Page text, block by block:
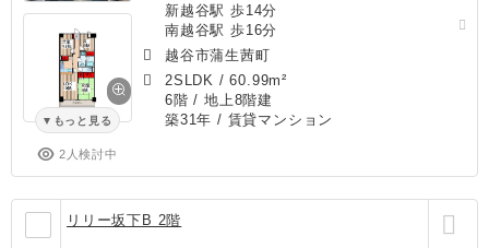
もっと見る
2人検討中
新越谷駅 歩14分
南越谷駅 歩16分
越谷市蒲生茜町
2SLDK /60.99m²
6階 / 地上8階建
築31年 / 賃貸マンション
リリー坂下B 2階